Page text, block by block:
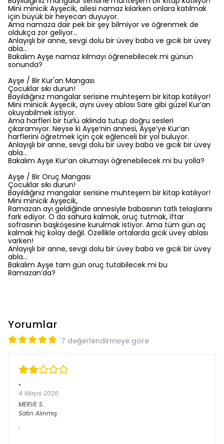
Mini minicik Ayşecik, ailesi namaz kılarken onlara katılmak
için büyük bir heyecan duyuyor.
Ama namaza dair pek bir şey bilmiyor ve öğrenmek de
oldukça zor geliyor…
Anlayışlı bir anne, sevgi dolu bir üvey baba ve gıcık bir üvey
abla…
Bakalım Ayşe namaz kılmayı öğrenebilecek mi günün
sonunda?
Ayşe / Bir Kur'an Mangası
Çocuklar sıkı durun!
Bayıldığınız mangalar serisine muhteşem bir kitap katılıyor!
Mini minicik Ayşecik, aynı üvey ablası Sare gibi güzel Kur’an
okuyabilmek istiyor.
Ama harfleri bir türlü aklında tutup doğru sesleri
çıkaramıyor. Neyse ki Ayşe’nin annesi, Ayşe’ye Kur’an
harflerini öğretmek için çok eğlenceli bir yol buluyor.
Anlayışlı bir anne, sevgi dolu bir üvey baba ve gıcık bir üvey
abla…
Bakalım Ayşe Kur’an okumayı öğrenebilecek mi bu yolla?
Ayşe / Bir Oruç Mangası
Çocuklar sıkı durun!
Bayıldığınız mangalar serisine muhteşem bir kitap katılıyor!
Mini minicik Ayşecik,
Ramazan ayı geldiğinde annesiyle babasının tatlı telaşlarını
fark ediyor. O da sahura kalmak, oruç tutmak, iftar
sofrasının başköşesine kurulmak istiyor. Ama tüm gün aç
kalmak hiç kolay değil. Özellikle ortalarda gıcık üvey ablası
varken!
Anlayışlı bir anne, sevgi dolu bir üvey baba ve gıcık bir üvey
abla…
Bakalım Ayşe tam gün oruç tutabilecek mi bu
Ramazan’da?
Yorumlar
7 değerlendirmeye göre
.
4 Mayıs 2026
MERVES.
Satın Alınmış
.